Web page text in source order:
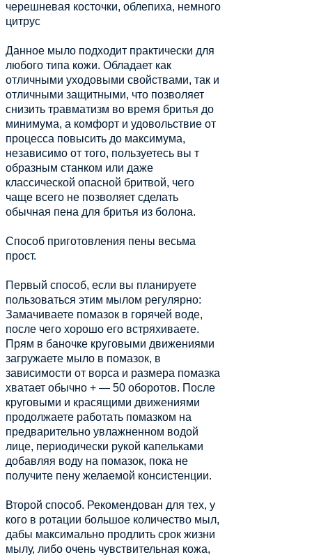
черешневая косточки, облепиха, немного
цитрус
Данное мыло подходит практически для
любого типа кожи. Обладает как
отличными уходовыми свойствами, так и
отличными защитными, что позволяет
снизить травматизм во время бритья до
минимума, а комфорт и удовольствие от
процесса повысить до максимума,
независимо от того, пользуетесь вы т
образным станком или даже
классической опасной бритвой, чего
чаще всего не позволяет сделать
обычная пена для бритья из болона.
Способ приготовления пены весьма
прост.
Первый способ, если вы планируете
пользоваться этим мылом регулярно:
Замачиваете помазок в горячей воде,
после чего хорошо его встряхиваете.
Прям в баночке круговыми движениями
загружаете мыло в помазок, в
зависимости от ворса и размера помазка
хватает обычно + — 50 оборотов. После
круговыми и красящими движениями
продолжаете работать помазком на
предварительно увлажненном водой
лице, периодически рукой капельками
добавляя воду на помазок, пока не
получите пену желаемой консистенции.
Второй способ. Рекомендован для тех, у
кого в ротации большое количество мыл,
дабы максимально продлить срок жизни
мылу, либо очень чувствительная кожа,